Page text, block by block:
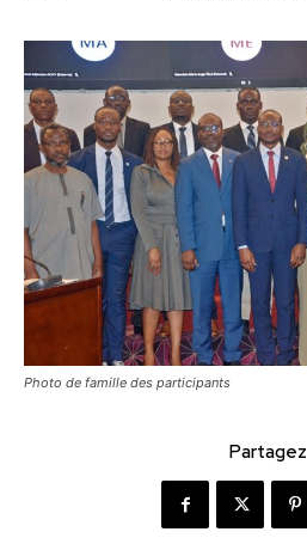
Photo de famille des participants
Partagez